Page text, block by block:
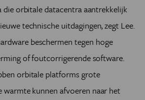
die orbitale datacentra aantrekkelijk
technische uitdagingen, zegt Lee.
beschermen tegen hoge
of foutcorrigerende software.
orbitale platforms grote
kunnen afvoeren naar het